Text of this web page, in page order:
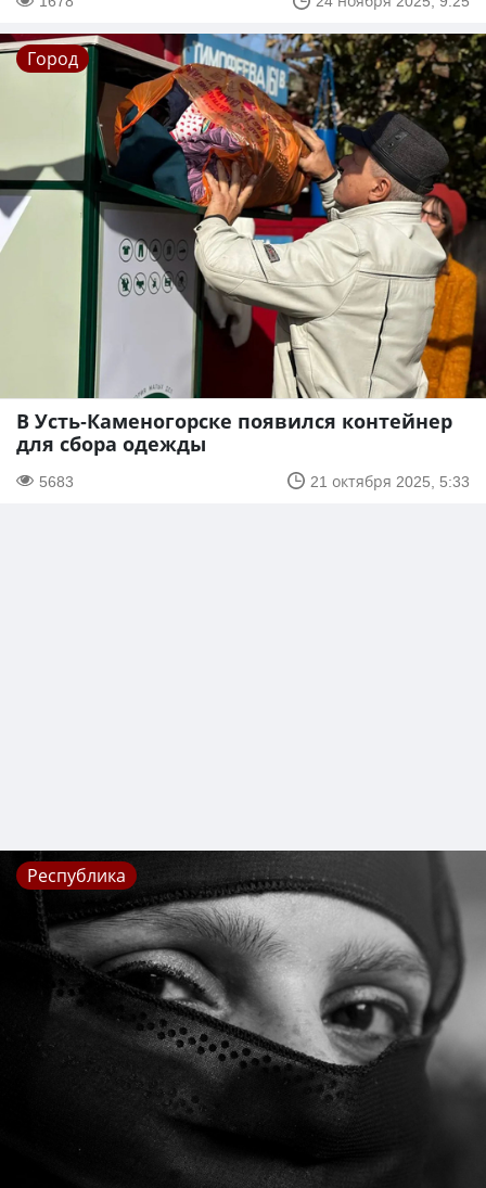
Город
В Усть-Каменогорске появился контейнер
для сбора одежды
5683 21 октября 2025, 5:33
Республика